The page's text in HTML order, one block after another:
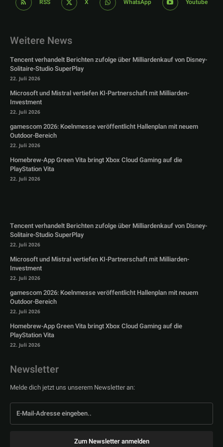
RSS X WhatsApp Youtube
Weitere News
Tencent verhandelt Berichten zufolge über Milliardenkauf von Disney-
Solitaire-Studio SuperPlay
22. Juli 2026
Microsoft und Mistral vertiefen KI-Partnerschaft mit Milliarden-
Investment
22. Juli 2026
gamescom 2026: Koelnmesse veröffentlicht Hallenplan mit neuem
Outdoor-Bereich
22. Juli 2026
Homebrew-App Green Vita bringt Xbox Cloud Gaming auf die
PlayStation Vita
22. Juli 2026
Tencent verhandelt Berichten zufolge über Milliardenkauf von Disney-
Solitaire-Studio SuperPlay
22. Juli 2026
Microsoft und Mistral vertiefen KI-Partnerschaft mit Milliarden-
Investment
22. Juli 2026
gamescom 2026: Koelnmesse veröffentlicht Hallenplan mit neuem
Outdoor-Bereich
22. Juli 2026
Homebrew-App Green Vita bringt Xbox Cloud Gaming auf die
PlayStation Vita
22. Juli 2026
Newsletter
Melde dich jetzt uns unserem Newsletter an:
Zum Newsletter anmelden